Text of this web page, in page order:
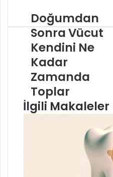
e
s
a
g
m
Doğumdan
Sonra Vücut
Kendini Ne
Kadar
Zamanda
Toplar
İlgili Makaleler